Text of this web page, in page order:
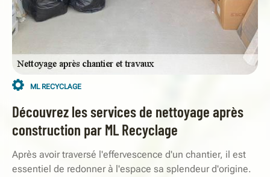
ML RECYCLAGE
Découvrez les services de nettoyage après
construction par ML Recyclage
Après avoir traversé l'effervescence d'un chantier, il est
essentiel de redonner à l'espace sa splendeur d'origine.